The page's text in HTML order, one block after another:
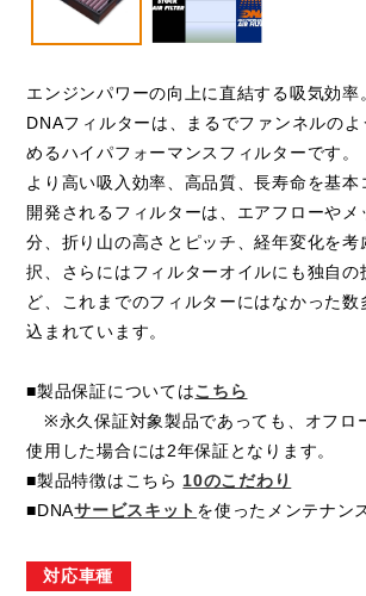
エンジンパワーの向上に直結する吸気効率
DNAフィルターは、まるでファンネルの
めるハイパフォーマンスフィルターです。
より高い吸入効率、高品質、長寿命を基本
開発されるフィルターは、エアフローやメ
分、折り山の高さとピッチ、経年変化を考
択、さらにはフィルターオイルにも独自の
ど、これまでのフィルターにはなかった数
込まれています。
■製品保証についてはこちら
※永久保証対象製品であっても、オフロ
使用した場合には2年保証となります。
■製品特徴はこちら 10のこだわり
■DNAサービスキット を使ったメンテナン
対応車種